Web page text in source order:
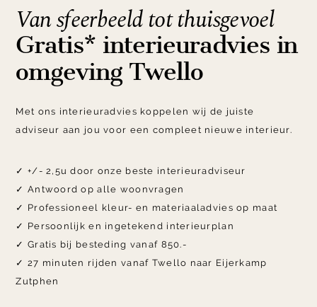
Van sfeerbeeld tot thuisgevoel
Gratis* interieuradvies in
omgeving Twello
Met ons interieuradvies koppelen wij de juiste
adviseur aan jou voor een compleet nieuwe interieur.
✓ +/- 2,5u door onze beste interieuradviseur
✓ Antwoord op alle woonvragen
✓ Professioneel kleur- en materiaaladvies op maat
✓ Persoonlijk en ingetekend interieurplan
✓ Gratis bij besteding vanaf 850.-
✓ 27 minuten rijden vanaf Twello naar Eijerkamp
Zutphen